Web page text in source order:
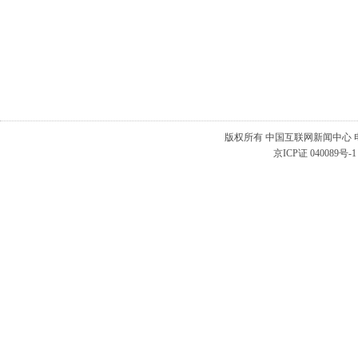
版权所有 中国互联网新闻中心
京ICP证 040089号-1